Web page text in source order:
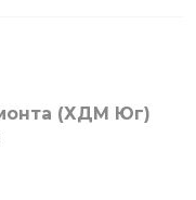
(ХДМ Юг)